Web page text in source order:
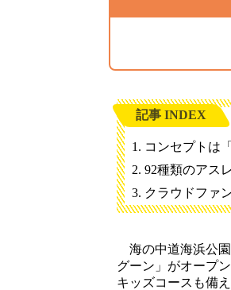
記事 INDEX
コンセプトは
92種類のアス
クラウドファ
海の中道海浜公園
グーン」がオープ
キッズコースも備